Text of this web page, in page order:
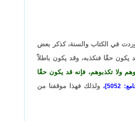
في الكتاب والسنة، كذكر بعض
حقًا فنكذبه، وقد يكون باطلاً
ولا تكذبوهم، فإنه قد يكون حقًا
ولذلك فهذا موقفنا من